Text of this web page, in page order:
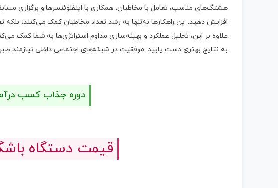
هشتگ‌های مناسب، تعامل با مخاطبان، همکاری با اینفلوئنسرها و برگزاری
افزایش دهید. این راهکارها نه‌تنها به رشد تعداد مخاطبان کمک می‌کنند، بلکه
علاوه بر این، تحلیل عملکرد و بهینه‌سازی مداوم استراتژی‌ها به شما کمک
به نتایج بهتری دست یابید. موفقیت در شبکه‌های اجتماعی داخلی نیازمند
دوره جذاب کسب
قیمت دستگاه